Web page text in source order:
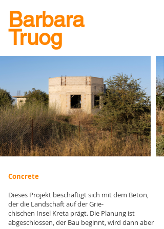
Barbara
Truog
Concrete
Dieses Projekt beschäftigt sich mit dem Beton,
der die Landschaft auf der Grie-
chischen Insel Kreta prägt. Die Planung ist
abgeschlossen, der Bau beginnt, wird dann aber